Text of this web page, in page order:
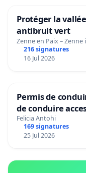
Protéger la
antibruit vert
Zenne en Paix – Zenne
216 signatures
16 Jul 2026
Permis de
de conduire
Bruxelles
Felicia Antohi
169 signatures
25 Jul 2026